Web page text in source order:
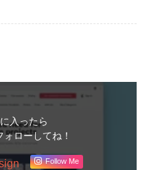
入ったら
ローしてね！
Follow Me